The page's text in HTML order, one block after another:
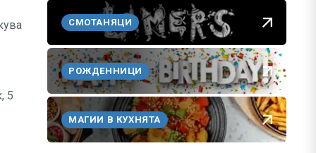
5
СМОТАНЯЦИ
РОЖДЕННИЦИ
МАГИИ В КУХНЯТА